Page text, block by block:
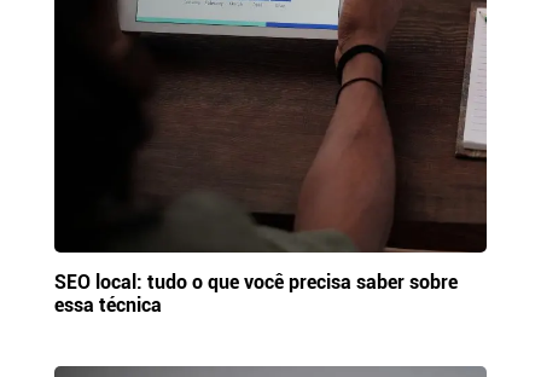
SEO local: tudo o que você precisa saber sobre
essa técnica